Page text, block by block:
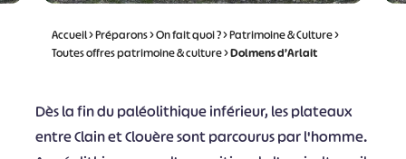
Accueil>Préparons>On fait quoi ?>Patrimoine & Culture>
Toutes offres patrimoine & culture>Dolmens d’Arlait
Dès la fin du paléolithique inférieur, les plateaux
entre Clain et Clouère sont parcourus par l'homme.